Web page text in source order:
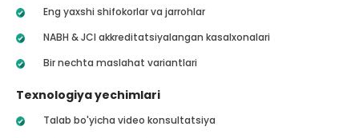
Eng yaxshi shifokorlar va jarrohlar
NABH & JCI akkreditatsiyalangan kasalxonalari
Bir nechta maslahat variantlari
Texnologiya yechimlari
Talab bo'yicha video konsultatsiya